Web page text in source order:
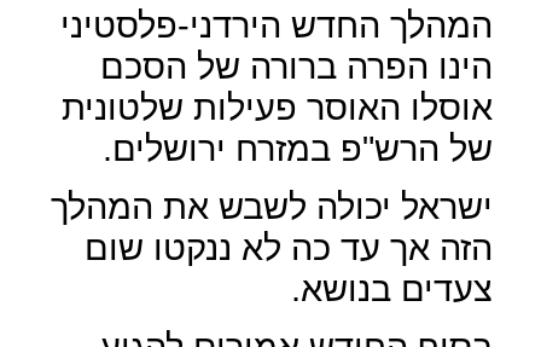
המהלך החדש הירדני-פלסטיני
הינו הפרה ברורה של הסכם
אוסלו האוסר פעילות שלטונית
של הרש"פ במזרח ירושלים.
ישראל יכולה לשבש את המהלך
הזה אך עד כה לא ננקטו שום
צעדים בנושא.